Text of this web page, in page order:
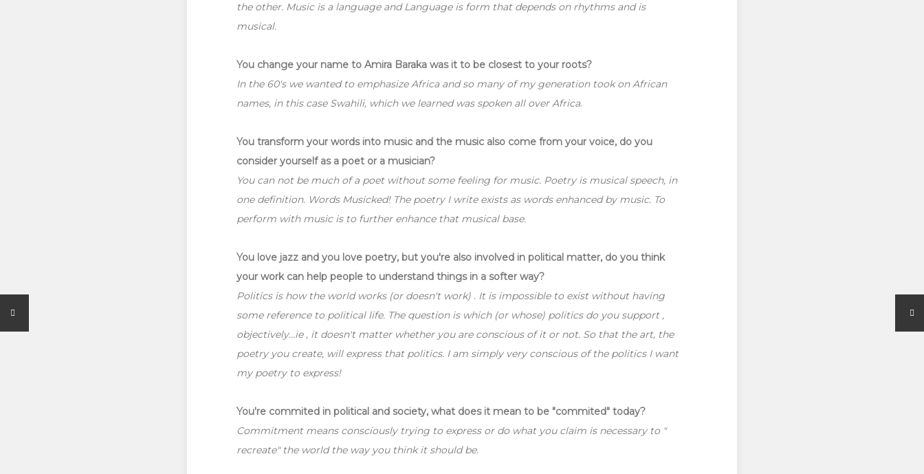
the other. Music is a language and Language is form that depends on rhythms and is
musical.
You change your name to Amira Baraka was it to be closest to your roots?
In the 60's we wanted to emphasize Africa and so many of my generation took on African
names, in this case Swahili, which we learned was spoken all over Africa.
You transform your words into music and the music also come from your voice, do you
consider yourself as a poet or a musician?
You can not be much of a poet without some feeling for music. Poetry is musical speech, in
one definition. Words Musicked! The poetry I write exists as words enhanced by music. To
perform with music is to further enhance that musical base.
You love jazz and you love poetry, but you're also involved in political matter, do you think
your work can help people to understand things in a softer way?
Politics is how the world works (or doesn't work) . It is impossible to exist without having
some reference to political life. The question is which (or whose) politics do you support ,
objectively...ie , it doesn't matter whether you are conscious of it or not. So that the art, the
poetry you create, will express that politics. I am simply very conscious of the politics I want
my poetry to express!
You're commited in political and society, what does it mean to be "commited" today?
Commitment means consciously trying to express or do what you claim is necessary to "
recreate" the world the way you think it should be.